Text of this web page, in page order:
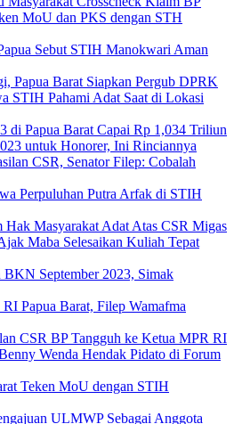
MoU dan PKS dengan STH
Sebut STIH Manokwari Aman
Papua Barat Siapkan Pergub DPRK
STIH Pahami Adat Saat di Lokasi
di Papua Barat Capai Rp 1,034 Triliun
untuk Honorer, Ini Rinciannya
CSR, Senator Filep: Cobalah
Perpuluhan Putra Arfak di STIH
Hak Masyarakat Adat Atas CSR Migas
Maba Selesaikan Kuliah Tepat
September 2023, Simak
Papua Barat, Filep Wamafma
CSR BP Tangguh ke Ketua MPR RI
Wenda Hendak Pidato di Forum
Teken MoU dengan STIH
ULMWP Sebagai Anggota